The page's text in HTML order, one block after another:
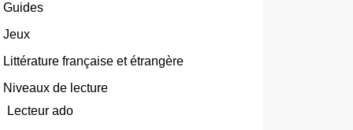
Guides
Jeux
Littérature française et étrangère
Niveaux de lecture
Lecteur ado